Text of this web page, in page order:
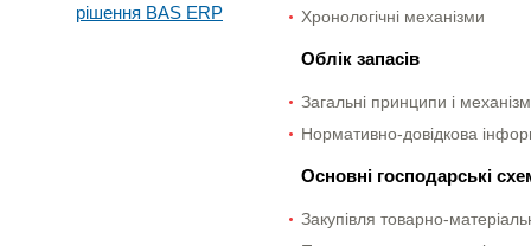
рішення BAS ERP
Хронологічні механізми
Облік запасів
Загальні принципи і
Нормативно-довідкова
Основні господарські
Закупівля товарно-